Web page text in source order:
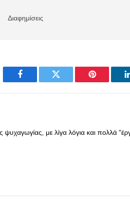
Διαφημίσεις
Facebook Twitter Pinterest
ψυχαγωγίας, με λίγα λόγια και πολλά